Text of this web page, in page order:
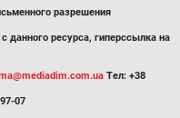
разрешения
данного ресурса, гиперссылка на
Тел: +38
07